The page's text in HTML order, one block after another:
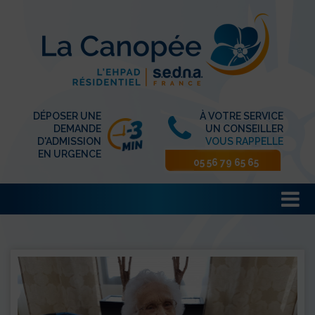
DÉPOSER UNE
DEMANDE
D'ADMISSION
EN URGENCE
À VOTRE SERVICE
UN CONSEILLER
VOUS RAPPELLE
05 56 79 65 65